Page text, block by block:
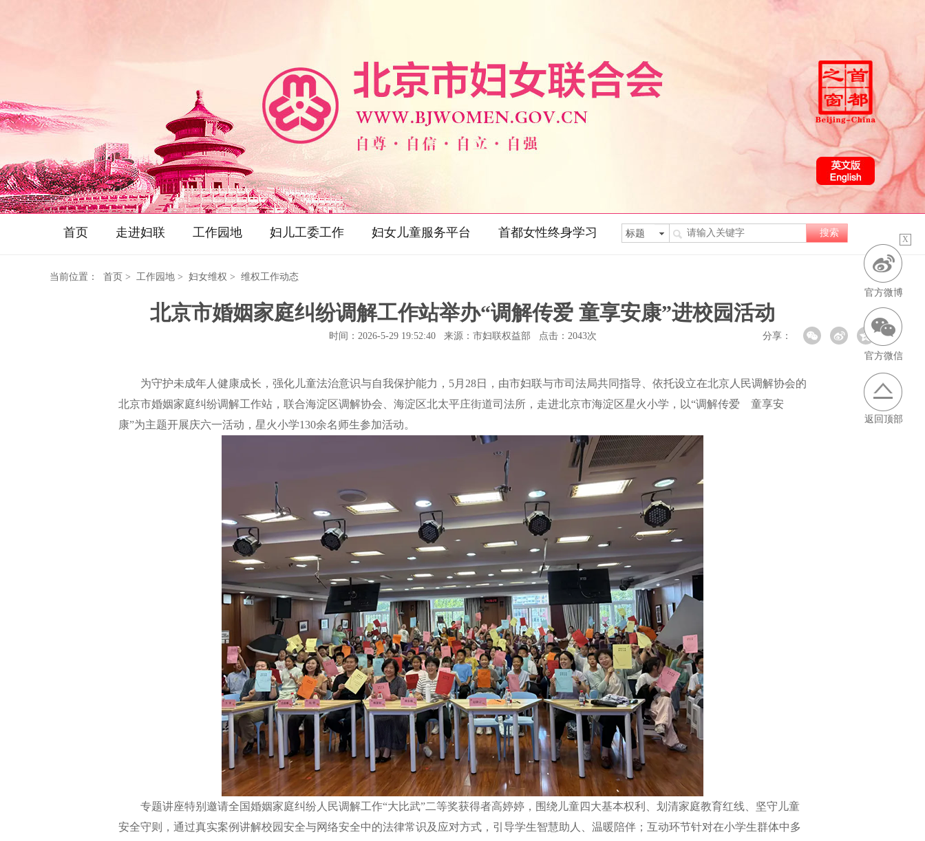
首页 走进妇联 工作园地 妇儿工委工作 妇女儿童服务平台 首都女性终身学习
当前位置： 首页 > 工作园地 > 妇女维权 > 维权工作动态
北京市婚姻家庭纠纷调解工作站举办“调解传爱 童享安康”进校园活动
时间：2026-5-29 19:52:40 来源：市妇联权益部 点击： 2043次 分享：
为守护未成年人健康成长，强化儿童法治意识与自我保护能力，5月28日，由市妇联与市司法局共同指导、依托设立在北京人民调解协会的
北京市婚姻家庭纠纷调解工作站，联合海淀区调解协会、海淀区北太平庄街道司法所，走进北京市海淀区星火小学，以“调解传爱 童享安
康”为主题开展庆六一活动，星火小学130余名师生参加活动。
专题讲座特别邀请全国婚姻家庭纠纷人民调解工作“大比武”二等奖获得者高婷婷，围绕儿童四大基本权利、划清家庭教育红线、坚守儿童
安全守则，通过真实案例讲解校园安全与网络安全中的法律常识及应对方式，引导学生智慧助人、温暖陪伴；互动环节针对在小学生群体中多
官方微博
官方微信
返回顶部
X